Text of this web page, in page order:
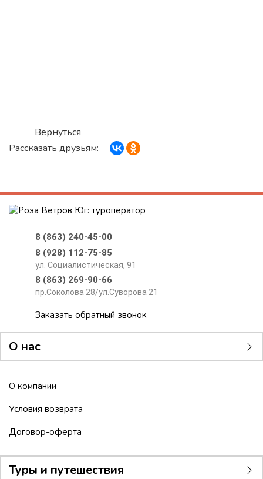
Вернуться
Рассказать друзьям:
8 (863) 240-45-00
8 (928) 112-75-85
ул. Социалистическая, 91
8 (863) 269-90-66
пр.Соколова 28/ул.Суворова 21
Заказать обратный звонок
О нас
О компании
Условия возврата
Договор-оферта
Туры и путешествия